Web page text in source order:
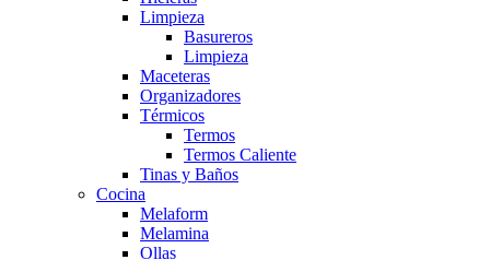
Limpieza
Basureros
Limpieza
Maceteras
Organizadores
Térmicos
Termos
Termos Caliente
Tinas y Baños
Cocina
Melaform
Melamina
Ollas